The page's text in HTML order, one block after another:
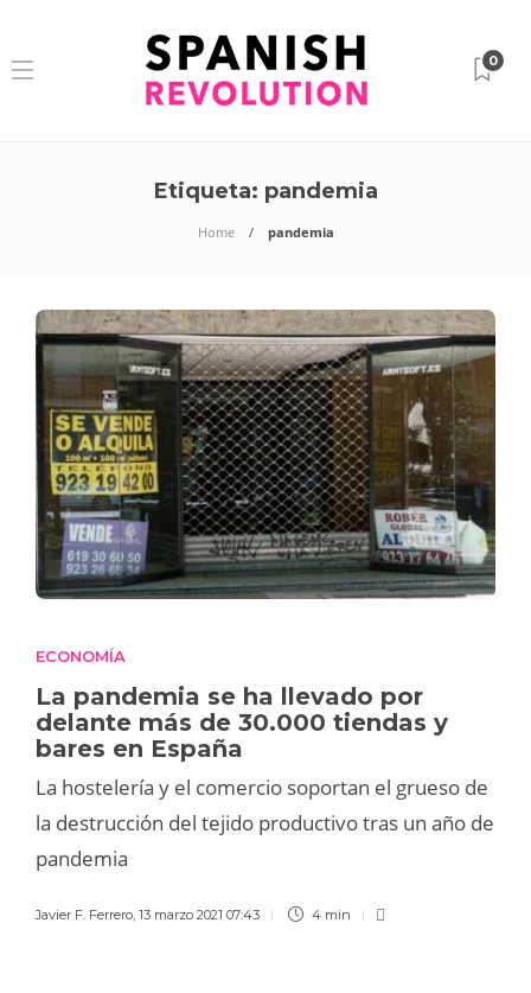
0
Etiqueta: pandemia
Home pandemia
ECONOMÍA
La pandemia se ha llevado por
delante más de 30.000 tiendas y
bares en España
La hostelería y el comercio soportan el grueso de
la destrucción del tejido productivo tras un año de
pandemia
Javier F. Ferrero, 13 marzo 2021 07:43 4 min